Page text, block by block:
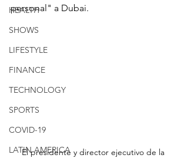
HEALTH
SHOWS
LIFESTYLE
FINANCE
TECHNOLOGY
SPORTS
COVID-19
LATIN AMERICA
personal" a Dubai.
El presidente y director ejecutivo de la